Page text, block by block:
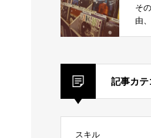
そ
由
記事カテ
スキル